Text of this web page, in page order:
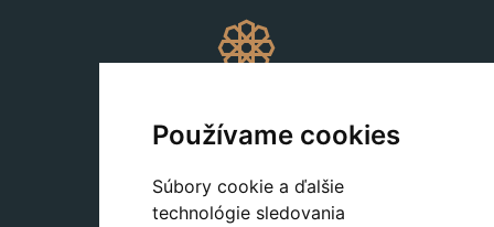
Používame cookies
Súbory cookie a ďalšie
technológie sledovania
+420 311 604 182
dekorace@autronic.cz